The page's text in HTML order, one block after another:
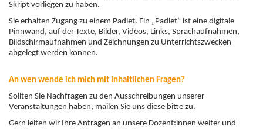
Skript vorliegen zu haben.
Sie erhalten Zugang zu einem Padlet. Ein „Padlet“ ist eine digitale
Pinnwand, auf der Texte, Bilder, Videos, Links, Sprachaufnahmen,
Bildschirmaufnahmen und Zeichnungen zu Unterrichtszwecken
abgelegt werden können.
An wen wende ich mich mit inhaltlichen Fragen?
Sollten Sie Nachfragen zu den Ausschreibungen unserer
Veranstaltungen haben, mailen Sie uns diese bitte zu.
Gern leiten wir Ihre Anfragen an unsere Dozent:innen weiter und